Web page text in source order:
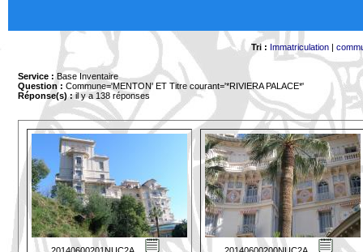
Tri : Immatriculation|
Service : Base Inventaire
Question : Commune='MENTON' ET Titre courant='*RIVIERA PALACE*'
Réponse(s) :il y a 138 réponses